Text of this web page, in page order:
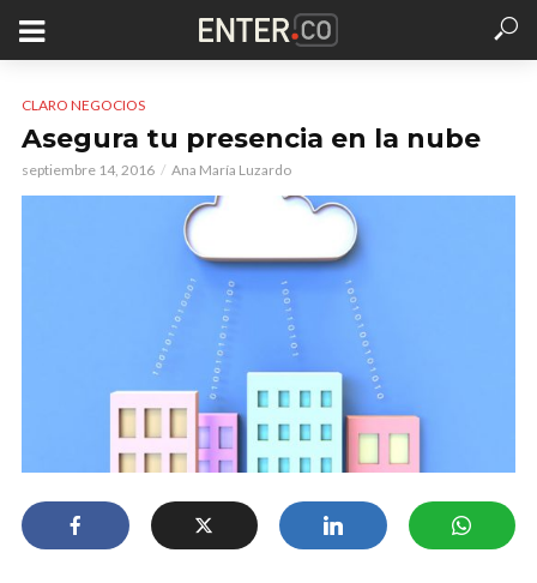
CLARO NEGOCIOS
Asegura tu presencia en la nube
septiembre 14, 2016 Ana María Luzardo